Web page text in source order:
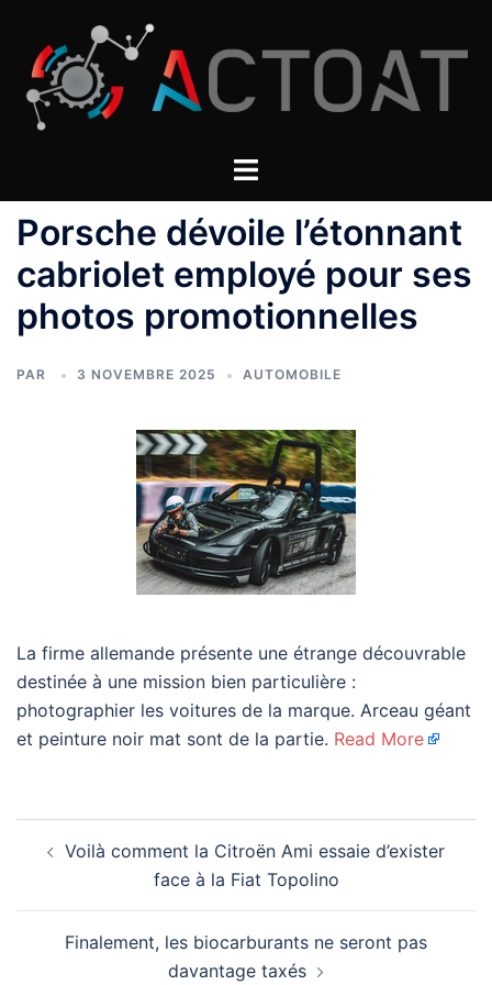
contenu
Porsche dévoile l’étonnant
cabriolet employé pour ses
photos promotionnelles
PAR 3 NOVEMBRE 2025 AUTOMOBILE
La firme allemande présente une étrange découvrable
destinée à une mission bien particulière :
photographier les voitures de la marque. Arceau géant
et peinture noir mat sont de la partie. Read More
d’article
Voilà comment la Citroën Ami essaie d’exister
face à la Fiat Topolino
Finalement, les biocarburants ne seront pas
davantage taxés